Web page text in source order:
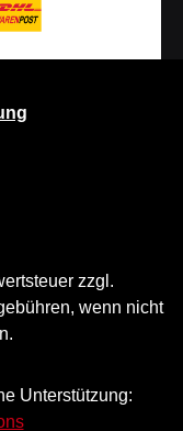
zzgl.
wenn nicht
Unterstützung: